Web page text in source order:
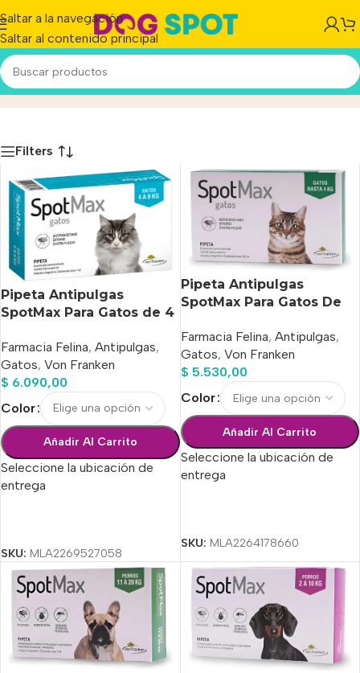
Saltar a la navegación
Saltar al contenido principal
Von FrankenInicio/Producto
Filters
Pipeta Antipulgas
SpotMax Para Gatos de 4
Farmacia Felina, Antipulgas,
Gatos, Von Franken
$ 6.090,00
Color
Añadir Al Carrito
Seleccione la ubicación de
entrega
SKU: MLA2269527058
Pipeta Antipulgas
SpotMax Para Gatos De
Farmacia Felina, Antipulgas,
Gatos, Von Franken
$ 5.530,00
Color
Añadir Al Carrito
Seleccione la ubicación de
entrega
SKU: MLA2264178660